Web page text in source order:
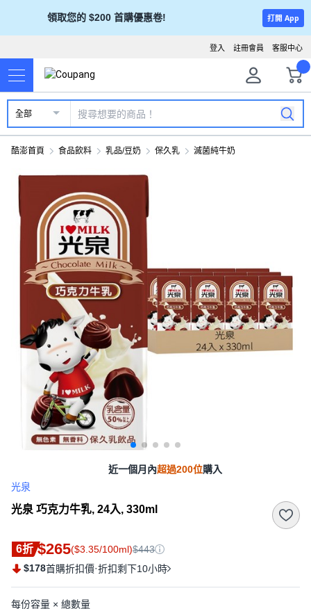
領取您的 $200 首購優惠卷! 打開 App
客服中心
註冊會員
登入
全部
酷澎首頁 食品飲料 乳品/豆奶 保久乳 滅菌純牛奶
近一個月內超過200位購入
光泉
光泉 巧克力牛乳, 24入, 330ml
6折 $265($3.35/100ml)$443
$178首購折扣價·折扣剩下10小時
每份容量 × 總數量